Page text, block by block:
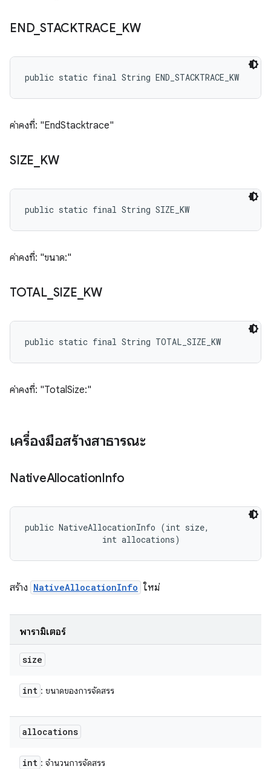
END_ STACKTRACE KW
public static final String END_STACKTRACE_KW
ค่าคงที่: "EndStacktrace"
SIZE KW
public static final String SIZE_KW
ค่าคงที่: "ขนาด:"
TOTAL_ SIZE KW
public static final String TOTAL_SIZE_KW
ค่าคงที่: "TotalSize:"
เครื่องมือสร้างสาธารณะ
NativeAllocationInfo
public NativeAllocationInfo (int size,
                int allocations)
สร้าง NativeAllocationInfo ใหม่
พารามิเตอร์
size
int : ขนาดของการจัดสรร
allocations
int : จำนวนการจัดสรร